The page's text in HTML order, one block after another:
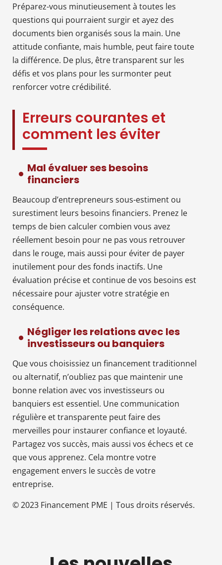
Préparez-vous minutieusement à toutes les
questions qui pourraient surgir et ayez des
documents bien organisés sous la main. Une
attitude confiante, mais humble, peut faire toute
la différence. De plus, être transparent sur les
défis et vos plans pour les surmonter peut
renforcer votre crédibilité.
Erreurs courantes et
comment les éviter
Mal évaluer ses besoins
financiers
Beaucoup d’entrepreneurs sous-estiment ou
surestiment leurs besoins financiers. Prenez le
temps de bien calculer combien vous avez
réellement besoin pour ne pas vous retrouver
dans le rouge, mais aussi pour éviter de payer
inutilement pour des fonds inactifs. Une
évaluation précise et continue de vos besoins est
nécessaire pour ajuster votre stratégie en
conséquence.
Négliger les relations avec les
investisseurs ou banquiers
Que vous choisissiez un financement traditionnel
ou alternatif, n’oubliez pas que maintenir une
bonne relation avec vos investisseurs ou
banquiers est essentiel. Une communication
régulière et transparente peut faire des
merveilles pour instaurer confiance et loyauté.
Partagez vos succès, mais aussi vos échecs et ce
que vous apprenez. Cela montre votre
engagement envers le succès de votre
entreprise.
© 2023 Financement PME | Tous droits réservés.